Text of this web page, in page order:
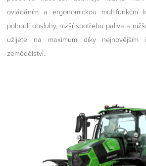
ovládáním a ergonomickou multifunkční
pohodlí obsluhy, nižší spotřebu paliva a
užijete na maximum díky nejnovějším
zemědělství.